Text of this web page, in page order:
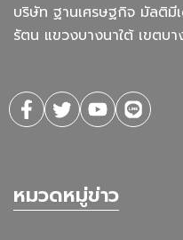
บริษัท ฐานเศรษฐกิจ มัลติ
รัตน แขวงบางนาใต้ เขตบ
หมวดหมู่ข่าว